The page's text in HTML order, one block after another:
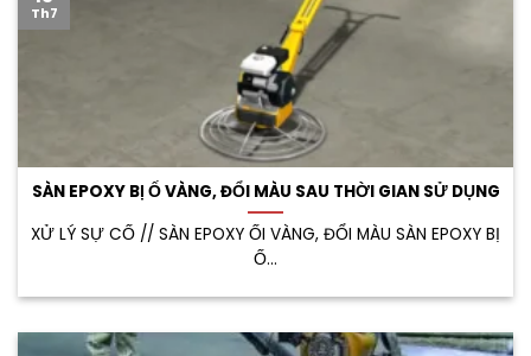
SÀN EPOXY BỊ Ố VÀNG, ĐỔI MÀU SAU THỜI GIAN SỬ DỤNG
XỬ LÝ SỰ CỐ // SÀN EPOXY ỐI VÀNG, ĐỔI MÀU SÀN EPOXY BỊ
Ố...
Th7